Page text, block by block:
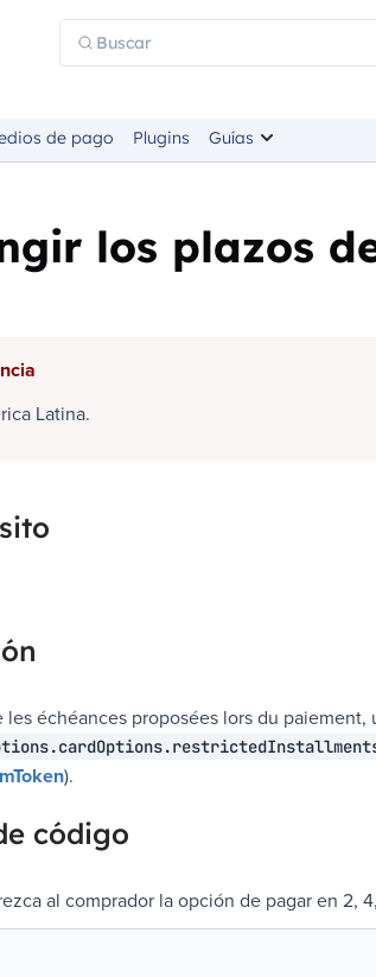
de pago Plugins Guías
los plazos
Latina.
les échéances proposées lors du
).
código
al comprador la opción de pagar en 2,